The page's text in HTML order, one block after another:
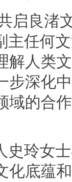
启良渚
主任何
解人类
步深化
域的合
史玲女
化底蕴